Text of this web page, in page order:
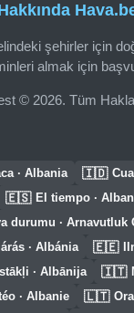
şehirler için
almak için
© 2026. Tüm
· Albania 🇮🇩
🇪🇸 El tiempo ·
durumu · Arnavutluk
· Albánia 🇪🇪
· Albānija 🇮🇹
· Albanie 🇱🇹